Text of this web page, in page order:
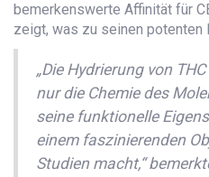
bemerkenswerte Affinität für
zeigt, was zu seinen potenten
„Die Hydrierung von
nur die Chemie des
seine funktionelle
einem faszinierenden
Studien macht,“